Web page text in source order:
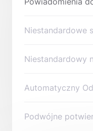
Niestandardowe
Niestandardowy
Automatyczny
Podwójne